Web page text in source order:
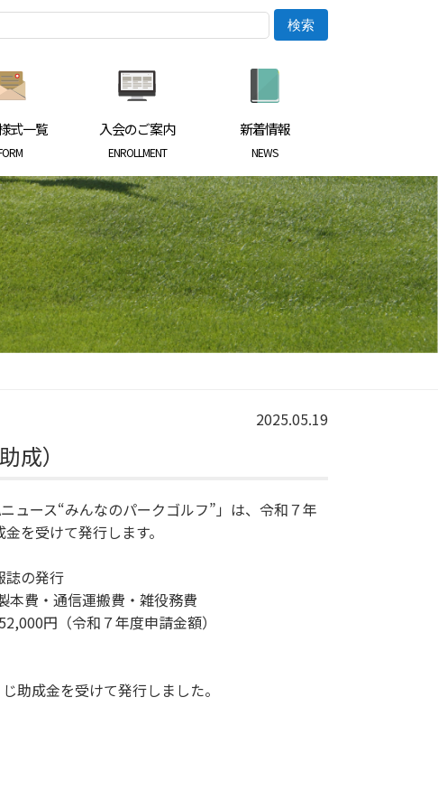
式一覧 入会のご案内
ENROLLMENT
新着情報
NEWS
2025.05.19
成）
ュース“みんなのパークゴルフ”」は、令和７年
を受けて発行します。
発行
費・通信運搬費・雑役務費
（令和７年度申請金額）
助成金を受けて発行しました。